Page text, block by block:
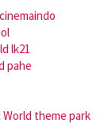
lk21
pahe
World theme park